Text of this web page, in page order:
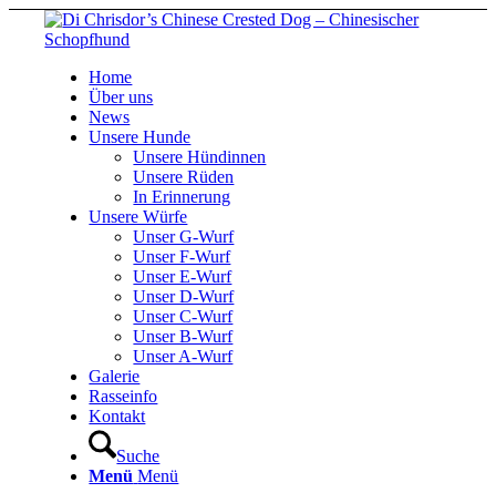
Home
Über uns
News
Unsere Hunde
Unsere Hündinnen
Unsere Rüden
In Erinnerung
Unsere Würfe
Unser G-Wurf
Unser F-Wurf
Unser E-Wurf
Unser D-Wurf
Unser C-Wurf
Unser B-Wurf
Unser A-Wurf
Galerie
Rasseinfo
Kontakt
Suche
Menü Menü